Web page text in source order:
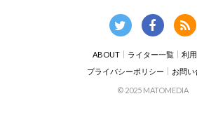
ABOUT ライター一覧
利
プライバシーポリシー
お問い
© 2025 MATOMEDIA